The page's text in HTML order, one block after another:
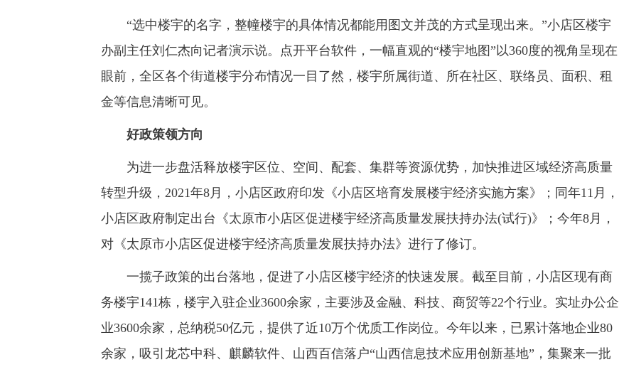
“选中楼宇的名字，整幢楼宇的具体情况都能用图文并茂的方式呈现出来。”小店区楼宇
办副主任刘仁杰向记者演示说。点开平台软件，一幅直观的“楼宇地图”以360度的视角呈现在
眼前，全区各个街道楼宇分布情况一目了然，楼宇所属街道、所在社区、联络员、面积、租
金等信息清晰可见。
好政策领方向
为进一步盘活释放楼宇区位、空间、配套、集群等资源优势，加快推进区域经济高质量
转型升级，2021年8月，小店区政府印发《小店区培育发展楼宇经济实施方案》；同年11月，
小店区政府制定出台《太原市小店区促进楼宇经济高质量发展扶持办法(试行)》；今年8月，
对《太原市小店区促进楼宇经济高质量发展扶持办法》进行了修订。
一揽子政策的出台落地，促进了小店区楼宇经济的快速发展。截至目前，小店区现有商
务楼宇141栋，楼宇入驻企业3600余家，主要涉及金融、科技、商贸等22个行业。实址办公企
业3600余家，总纳税50亿元，提供了近10万个优质工作岗位。今年以来，已累计落地企业80
余家，吸引龙芯中科、麒麟软件、山西百信落户“山西信息技术应用创新基地”，集聚来一批